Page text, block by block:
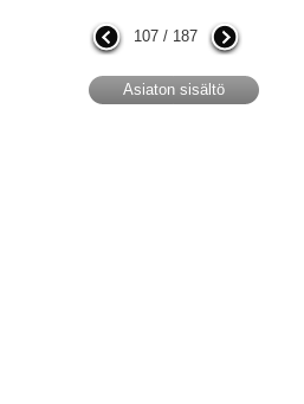
107 / 187
Asiaton sisältö